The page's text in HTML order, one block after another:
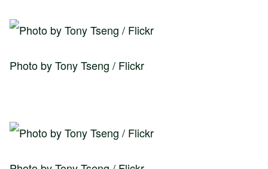
Photo by Tony Tseng / Flickr